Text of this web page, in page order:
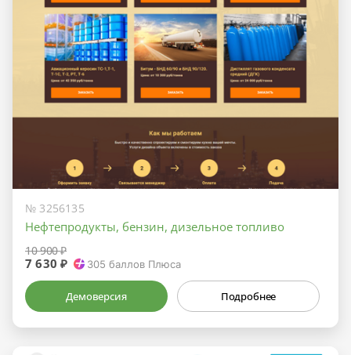
№ 3256135
Нефтепродукты, бензин, дизельное топливо
10 900 ₽
7 630 ₽ 305 баллов Плюса
Демоверсия Подробнее